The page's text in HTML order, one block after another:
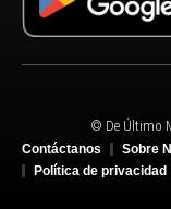
© De Último
Contáctanos
Sobre
Política de privacidad